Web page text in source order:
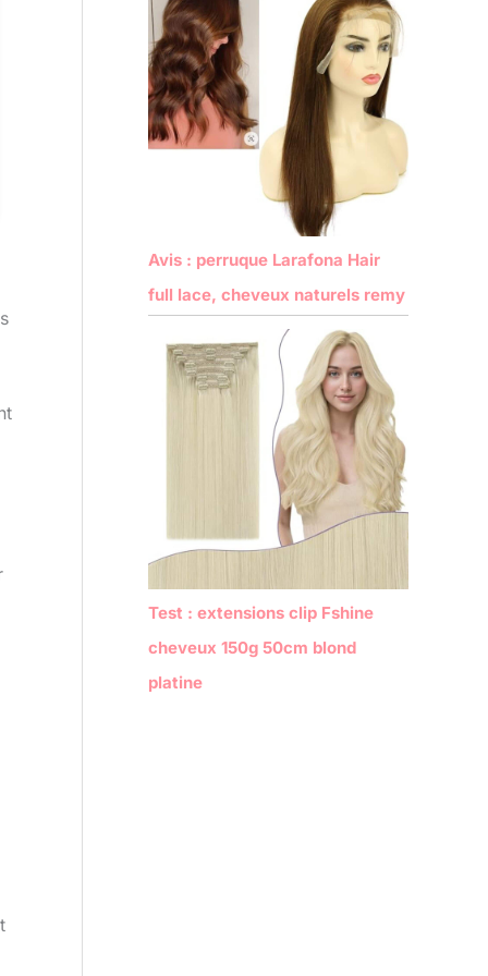
Avis : perruque Larafona Hair
full lace, cheveux naturels remy
Test : extensions clip Fshine
cheveux 150g 50cm blond
platine